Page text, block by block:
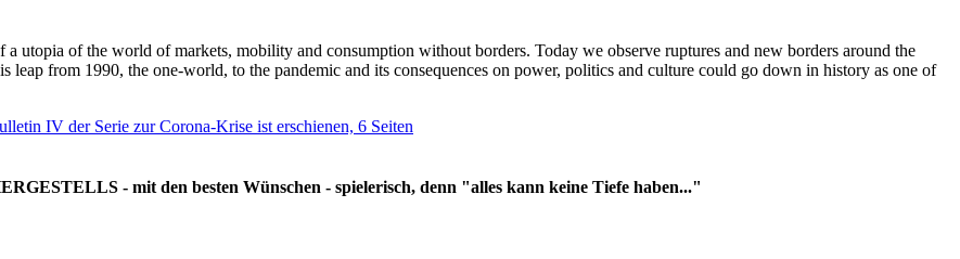
utopia of the world of markets, mobility and consumption without borders. Today we observe ruptures and new borders around the
from 1990, the one-world, to the pandemic and its consequences on power, politics and culture could go down in history as one of
IV der Serie zur Corona-Krise ist erschienen, 6 Seiten
- mit den besten Wünschen - spielerisch, denn "alles kann keine Tiefe haben..."